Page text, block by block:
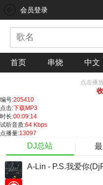
会员登录
首页 串烧 中文
点击播放
编号:205410
点击:下载MP3
时长:00:09:14
试听音质:64 Kbps
点播量:13097
DJ总站
A-Lin - P.S.我爱你